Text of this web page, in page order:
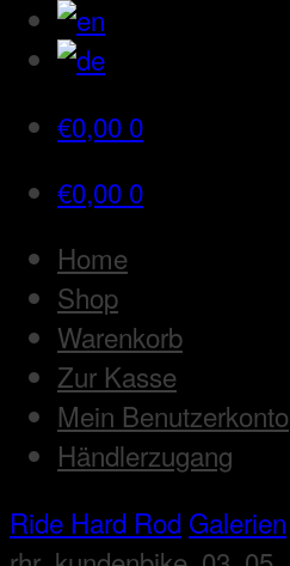
€0,00 0
€0,00 0
Home
Shop
Warenkorb
Zur Kasse
Mein Benutzerkonto
Händlerzugang
Ride Hard Rod Galerien